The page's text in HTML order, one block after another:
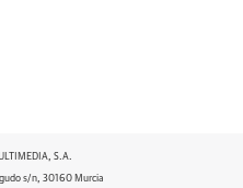
S.A.
s/n, 30160 Murcia